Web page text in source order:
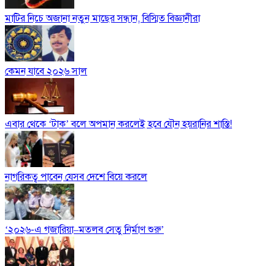
মাটির নিচে অজানা নতুন মাছের সন্ধান, বিস্মিত বিজ্ঞানীরা
কেমন যাবে ২০২৬ সাল
এবার থেকে ‘টাক’ বলে অপমান করলেই হবে যৌন হয়রানির শাস্তি!
নাগরিকত্ব পাবেন যেসব দেশে বিয়ে করলে
‘২০২৬-এ গজারিয়া–মতলব সেতু নির্মাণ শুরু’